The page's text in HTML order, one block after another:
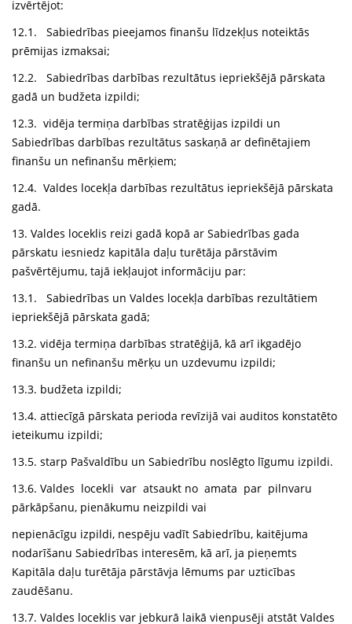
izvērtējot:
12.1. Sabiedrības pieejamos finanšu līdzekļus noteiktās
prēmijas izmaksai;
12.2. Sabiedrības darbības rezultātus iepriekšējā pārskata
gadā un budžeta izpildi;
12.3. vidēja termiņa darbības stratēģijas izpildi un
Sabiedrības darbības rezultātus saskaņā ar definētajiem
finanšu un nefinanšu mērķiem;
12.4. Valdes locekļa darbības rezultātus iepriekšējā pārskata
gadā.
13. Valdes loceklis reizi gadā kopā ar Sabiedrības gada
pārskatu iesniedz kapitāla daļu turētāja pārstāvim
pašvērtējumu, tajā iekļaujot informāciju par:
13.1. Sabiedrības un Valdes locekļa darbības rezultātiem
iepriekšējā pārskata gadā;
13.2. vidēja termiņa darbības stratēģijā, kā arī ikgadējo
finanšu un nefinanšu mērķu un uzdevumu izpildi;
13.3. budžeta izpildi;
13.4. attiecīgā pārskata perioda revīzijā vai auditos konstatēto
ieteikumu izpildi;
13.5. starp Pašvaldību un Sabiedrību noslēgto līgumu izpildi.
13.6. Valdes locekli var atsaukt no amata par pilnvaru
pārkāpšanu, pienākumu neizpildi vai
nepienācīgu izpildi, nespēju vadīt Sabiedrību, kaitējuma
nodarīšanu Sabiedrības interesēm, kā arī, ja pieņemts
Kapitāla daļu turētāja pārstāvja lēmums par uzticības
zaudēšanu.
13.7. Valdes loceklis var jebkurā laikā vienpusēji atstāt Valdes